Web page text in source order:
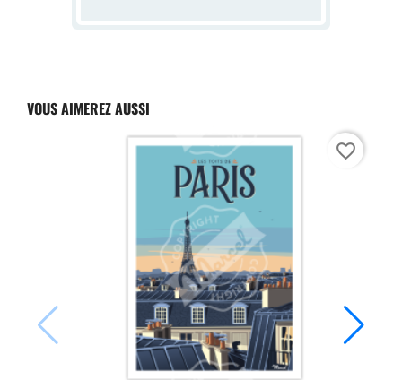
VOUS AIMEREZ AUSSI
favorite_border